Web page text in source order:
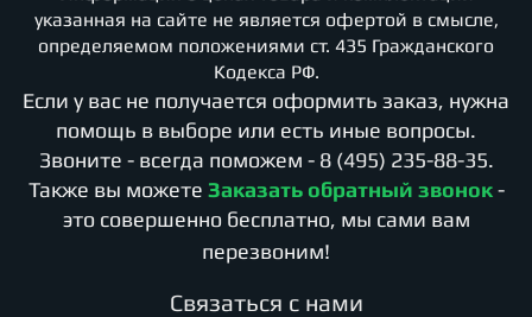
указанная на сайте не является офертой в смысле,
определяемом положениями ст. 435 Гражданского
Кодекса РФ.
Если у вас не получается оформить заказ, нужна
помощь в выборе или есть иные вопросы.
Звоните - всегда поможем - 8 (495) 235-88-35.
Также вы можете Заказать обратный звонок -
это совершенно бесплатно, мы сами вам
перезвоним!
Cвязаться с нами